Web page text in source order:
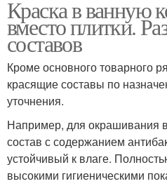
Краска в ванную
вместо плитки.
составов
Кроме основного товарного
красящие составы по
уточнения.
Например, для окрашивания
состав с содержанием
устойчивый к влаге.
высокими гигиеническими